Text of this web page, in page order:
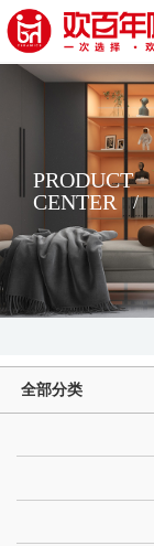
PRODUCT
CENTER
/
全部分类